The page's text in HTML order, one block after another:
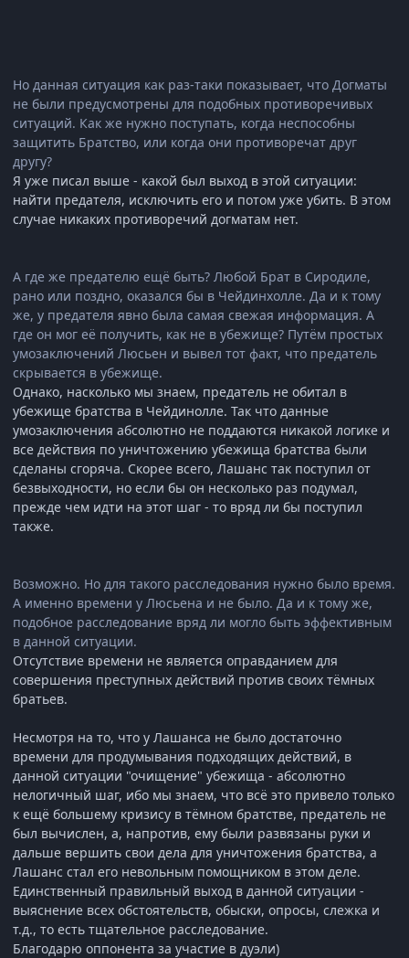
Но данная ситуация как раз-таки показывает, что Догматы
не были предусмотрены для подобных противоречивых
ситуаций. Как же нужно поступать, когда неспособны
защитить Братство, или когда они противоречат друг
другу?
Я уже писал выше - какой был выход в этой ситуации:
найти предателя, исключить его и потом уже убить. В этом
случае никаких противоречий догматам нет.
А где же предателю ещё быть? Любой Брат в Сиродиле,
рано или поздно, оказался бы в Чейдинхолле. Да и к тому
же, у предателя явно была самая свежая информация. А
где он мог её получить, как не в убежище? Путём простых
умозаключений Люсьен и вывел тот факт, что предатель
скрывается в убежище.
Однако, насколько мы знаем, предатель не обитал в
убежище братства в Чейдинолле. Так что данные
умозаключения абсолютно не поддаются никакой логике и
все действия по уничтожению убежища братства были
сделаны сгоряча. Скорее всего, Лашанс так поступил от
безвыходности, но если бы он несколько раз подумал,
прежде чем идти на этот шаг - то вряд ли бы поступил
также.
Возможно. Но для такого расследования нужно было время.
А именно времени у Люсьена и не было. Да и к тому же,
подобное расследование вряд ли могло быть эффективным
в данной ситуации.
Отсутствие времени не является оправданием для
совершения преступных действий против своих тёмных
братьев.
Несмотря на то, что у Лашанса не было достаточно
времени для продумывания подходящих действий, в
данной ситуации "очищение" убежища - абсолютно
нелогичный шаг, ибо мы знаем, что всё это привело только
к ещё большему кризису в тёмном братстве, предатель не
был вычислен, а, напротив, ему были развязаны руки и
дальше вершить свои дела для уничтожения братства, а
Лашанс стал его невольным помощником в этом деле.
Единственный правильный выход в данной ситуации -
выяснение всех обстоятельств, обыски, опросы, слежка и
т.д., то есть тщательное расследование.
Благодарю оппонента за участие в дуэли)